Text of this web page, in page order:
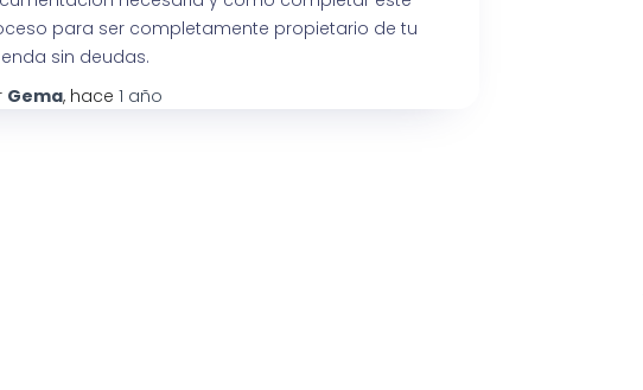
para ser completamente propietario de tu
sin deudas.
Gema, hace 1 año